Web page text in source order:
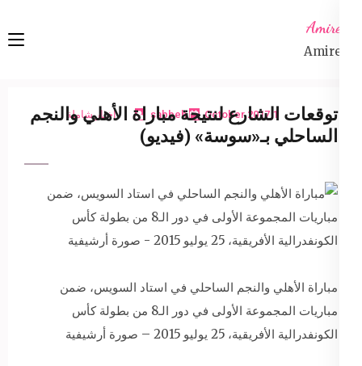
content
Amireta
Amireta
1 October 2017
sabbeh اخبار شاملة
توقعات الشارع لنتيجة مباراة الأهلي والنجم
الساحلي بـ«سوسة» (فيديو)
مباراة الأهلي والنجم الساحلي في استاد السويس، ضمن
مباريات المجموعة الأولى في دور الـ8 من بطولة كأس
الكونفدرالية الأفريقية، 25 يوليو 2015 – صورة أرشيفية